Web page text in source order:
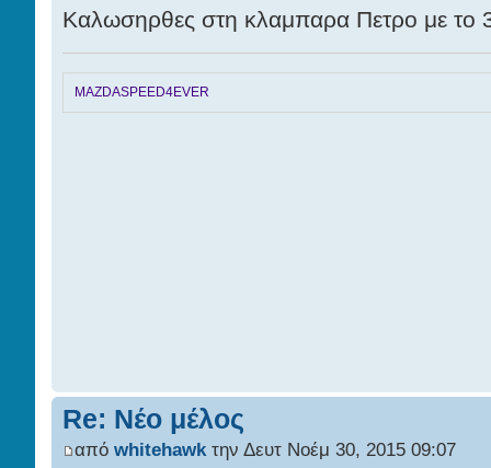
Καλωσηρθες στη κλαμπαρα Πετρο με το
MAZDASPEED4EVER
Re: Νέο μέλος
από whitehawkτην Δευτ Νοέμ 30, 2015 09:07